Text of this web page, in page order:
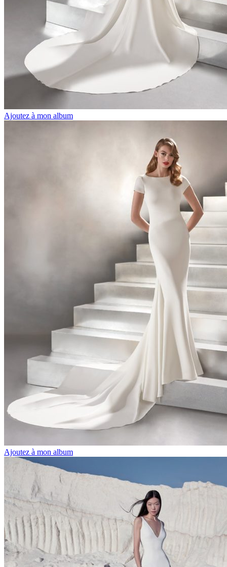
Ajoutez à mon album
Ajoutez à mon album